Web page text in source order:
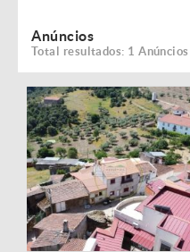
Anúncios
Total resultados: 1 Anúncios